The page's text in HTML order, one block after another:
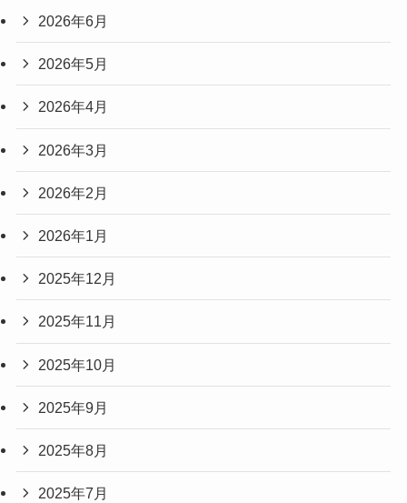
2026年6月
2026年5月
2026年4月
2026年3月
2026年2月
2026年1月
2025年12月
2025年11月
2025年10月
2025年9月
2025年8月
2025年7月